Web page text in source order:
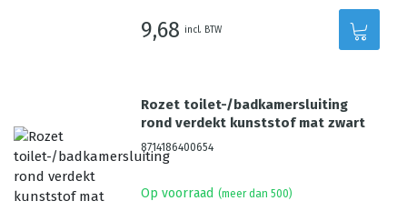
9,68 incl. BTW
Rozet toilet-/badkamersluiting
rond verdekt kunststof mat zwart
8714186400654
Op voorraad (meer dan 500)